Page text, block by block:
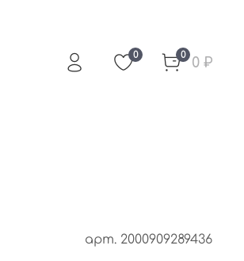
0 0 0 ₽
арт. 2000909289436